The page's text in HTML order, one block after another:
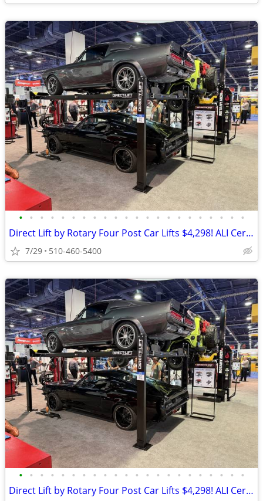
• • • • • • • • • • • • • • • • • • • • • •
Direct Lift by Rotary Four Post Car Lifts $4,298! ALI Certified!
7/29 510-460-5400
• • • • • • • • • • • • • • • • • • • • • •
Direct Lift by Rotary Four Post Car Lifts $4,298! ALI Certified!